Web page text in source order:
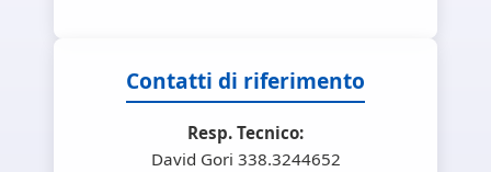
Contatti di riferimento
Resp. Tecnico:
David Gori 338.3244652